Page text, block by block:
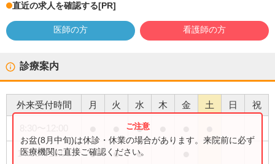
直近の求人を確認する[PR]
医師の方 看護師の方
診療案内
外来受付時間 月 火 水 木 金 土 日 祝
●
14:00〜18:00 ● ● ●
お盆(8月中旬)は休診・休業の場合があります。来院前に必ず
医療機関に直接ご確認ください。